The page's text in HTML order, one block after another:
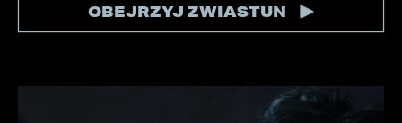
OBEJRZYJ ZWIASTUN